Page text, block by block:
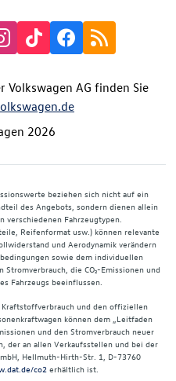
Volkswagen AG finden Sie
2026
beziehen sich nicht auf ein
des Angebots, sondern dienen allein
verschiedenen Fahrzeugtypen.
Reifenformat usw.) können relevante
und Aerodynamik verändern
sowie dem individuellen
die CO₂-Emissionen und
Fahrzeugs beeinflussen.
und den offiziellen
können dem „Leitfaden
und den Stromverbrauch neuer
der an allen Verkaufsstellen und bei der
Hellmuth-Hirth-Str. 1, D-73760
co2erhältlich ist.